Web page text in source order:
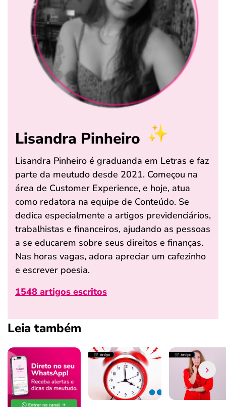
Lisandra Pinheiro
Lisandra Pinheiro é graduanda em Letras e faz
parte da meutudo desde 2021. Começou na
área de Customer Experience, e hoje, atua
como redatora na equipe de Conteúdo. Se
dedica especialmente a artigos previdenciários,
trabalhistas e financeiros, ajudando as pessoas
a se educarem sobre seus direitos e finanças.
Nas horas vagas, adora apreciar um cafezinho
e escrever poesia.
1548 artigos escritos
Leia também